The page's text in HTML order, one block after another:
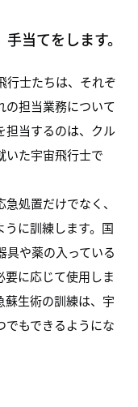
当てをします。
行士たちは、それぞ
の担当業務について
担当するのは、クル
いた宇宙飛行士で
処置だけでなく、
に訓練します。国
具や薬の入っている
要に応じて使用しま
蘇生術の訓練は、宇
でもできるようにな